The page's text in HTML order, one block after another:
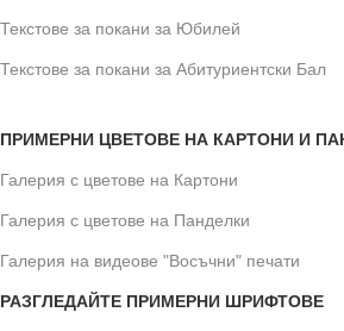
Текстове за покани за Юбилей
Текстове за покани за Абитуриентски Бал
ПРИМЕРНИ ЦВЕТОВЕ НА КАРТОНИ И
Галерия с цветове на Картони
Галерия с цветове на Панделки
Галерия на видеове "Восъчни" печати
РАЗГЛЕДАЙТЕ ПРИМЕРНИ ШРИФТОВЕ